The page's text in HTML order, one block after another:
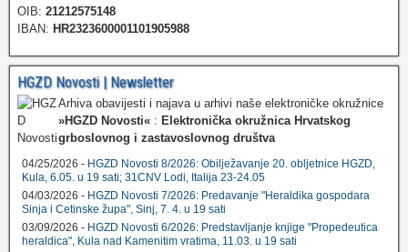
OIB: 21212575148
IBAN: HR2323600001101905988
HGZD Novosti | Newsletter
Arhiva obavijesti i najava u arhivi naše elektroničke okružnice
»HGZD Novosti« : Elektronička okružnica Hrvatskog
grboslovnog i zastavoslovnog društva
04/25/2026 - HGZD Novosti 8/2026: Obilježavanje 20. obljetnice HGZD,
Kula, 6.05. u 19 sati; 31CNV Lodi, Italija 23-24.05
04/03/2026 - HGZD Novosti 7/2026: Predavanje "Heraldika gospodara
Sinja i Cetinske župa", Sinj, 7. 4. u 19 sati
03/09/2026 - HGZD Novosti 6/2026: Predstavljanje knjige "Propedeutica
heraldica", Kula nad Kamenitim vratima, 11.03. u 19 sati